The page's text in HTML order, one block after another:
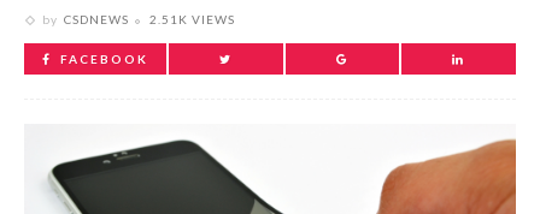
by CSDNEWS 2.51K VIEWS
FACEBOOK